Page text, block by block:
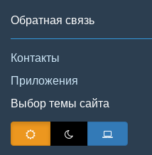
Обратная связь
Контакты
Приложения
Выбор темы сайта